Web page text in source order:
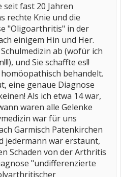
seit fast 20 Jahren
rechte Knie und die
"Oligoarthritis" in der
einigem Hin und Her.
ab (wofür ich
und Sie schaffte es!!
behandelt.
eine genaue Diagnose
Als ich etwa 14 war,
waren alle Gelenke
war für uns
Garmisch Patenkirchen
jedermann war erstaunt,
Schaden von der Arthritis
"undifferenzierte